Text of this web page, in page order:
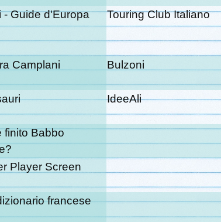
- Guide d'Europa Touring Club Italiano
Camplani Bulzoni
IdeeAli
finito Babbo
Player Screen
francese